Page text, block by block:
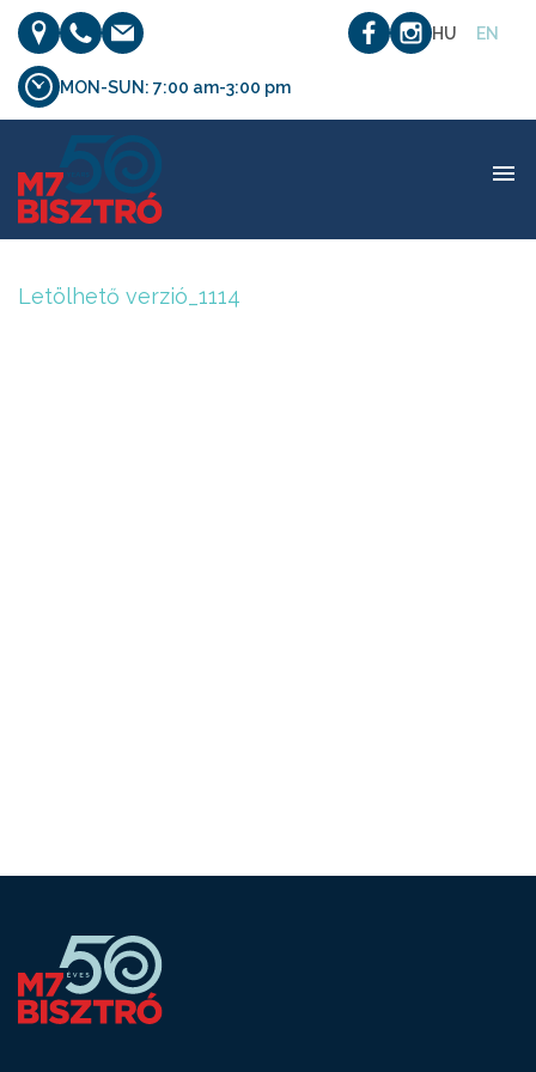
HU EN
MON-SUN: 7:00 am-3:00 pm
Letölhető verzió_1114